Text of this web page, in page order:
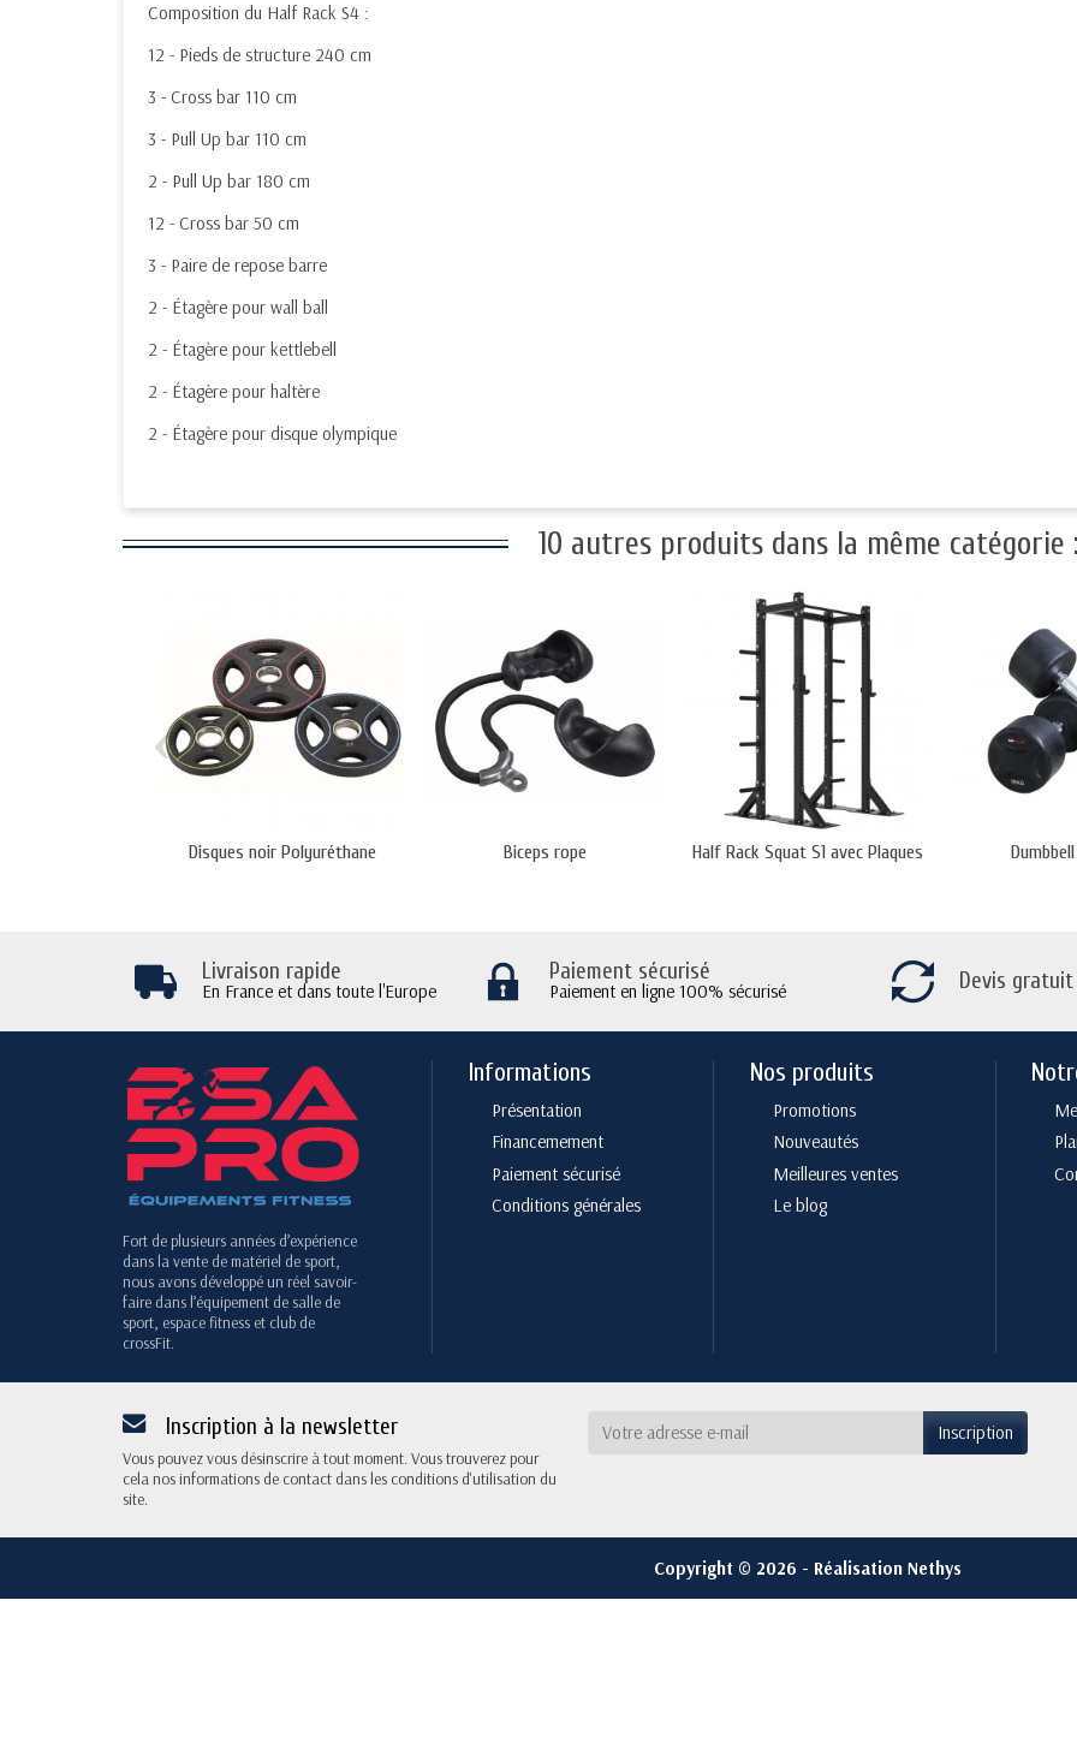
Composition du Half Rack S4 :
12 - Pieds de structure 240 cm
3 - Cross bar 110 cm
3 - Pull Up bar 110 cm
2 - Pull Up bar 180 cm
12 - Cross bar 50 cm
3 - Paire de repose barre
2 - Étagère pour wall ball
2 - Étagère pour kettlebell
2 - Étagère pour haltère
2 - Étagère pour disque olympique
10 autres produits dans la même catégorie
Disques noir Polyuréthane Biceps rope Half Rack Squat S1 avec Plaques
‹
Livraison rapide
En France et dans toute l'Europe
Paiement sécurisé
Paiement en ligne 100% sécurisé Devis gratuit
Fort de plusieurs années d’expérience
dans la vente de matériel de sport,
nous avons développé un réel savoir-
faire dans l’équipement de salle de
sport, espace fitness et club de
crossFit.
Informations
Présentation
Financemement
Paiement sécurisé
Conditions générales
Nos produits
Promotions
Nouveautés
Meilleures ventes
Le blog
Inscription à la newsletter
Vous pouvez vous désinscrire à tout moment. Vous trouverez pour
cela nos informations de contact dans les conditions d'utilisation du
site.
Copyright © 2026 - Réalisation Nethys